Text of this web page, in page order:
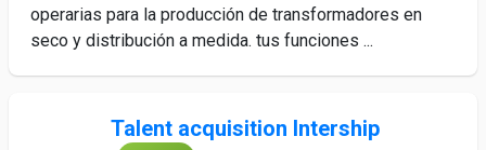
operarias para la producción de transformadores en
seco y distribución a medida. tus funciones ...
Talent acquisition Intership